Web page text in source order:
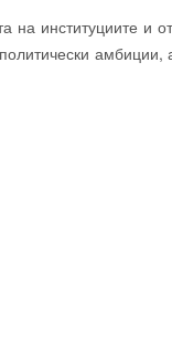
на институциите и
амбиции,